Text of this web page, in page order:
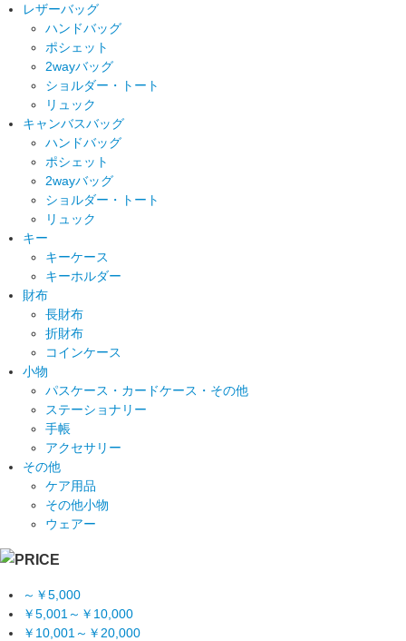
レザーバッグ
ハンドバッグ
ポシェット
2wayバッグ
ショルダー・トート
リュック
キャンバスバッグ
ハンドバッグ
ポシェット
2wayバッグ
ショルダー・トート
リュック
キー
キーケース
キーホルダー
財布
長財布
折財布
コインケース
小物
パスケース・カードケース・その他
ステーショナリー
手帳
アクセサリー
その他
ケア用品
その他小物
ウェアー
～￥5,000
￥5,001～￥10,000
￥10,001～￥20,000